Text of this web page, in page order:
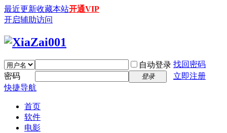
最近更新收藏本站开通VIP
开启辅助访问
自动登录 找回密码
密码
登录
立即注册
快捷导航
首页
软件
电影